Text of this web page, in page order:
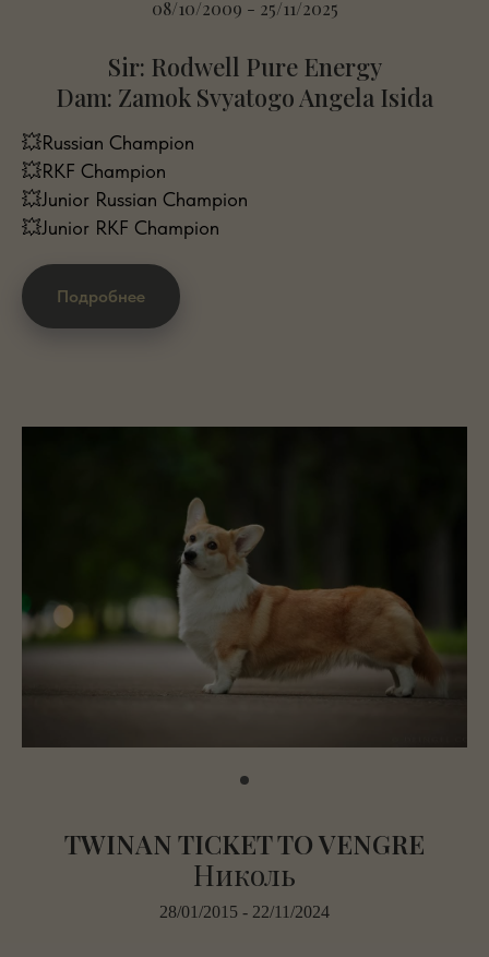
08/10/2009 - 25/11/2025
Sir: Rodwell Pure Energy
Dam: Zamok Svyatogo Angela Isida
💥Russian Champion
💥RKF Champion
💥Junior Russian Champion
💥Junior RKF Champion
Подробнее
TWINAN TICKET TO VENGRE
Николь
28/01/2015 - 22/11/2024